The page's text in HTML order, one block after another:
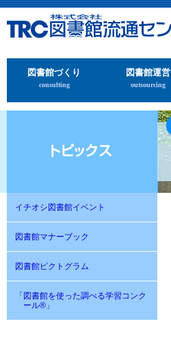
図書館づくり
consulting
図書館運営
outsourcing
イチオシ図書館イベント
図書館マナーブック
図書館ピクトグラム
「図書館を使った調べる学習コンク
ール®」